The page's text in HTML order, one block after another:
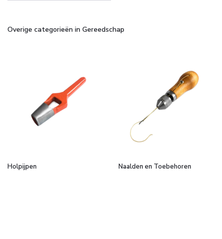
Overige categorieën in Gereedschap
Holpijpen Naalden en Toebehoren